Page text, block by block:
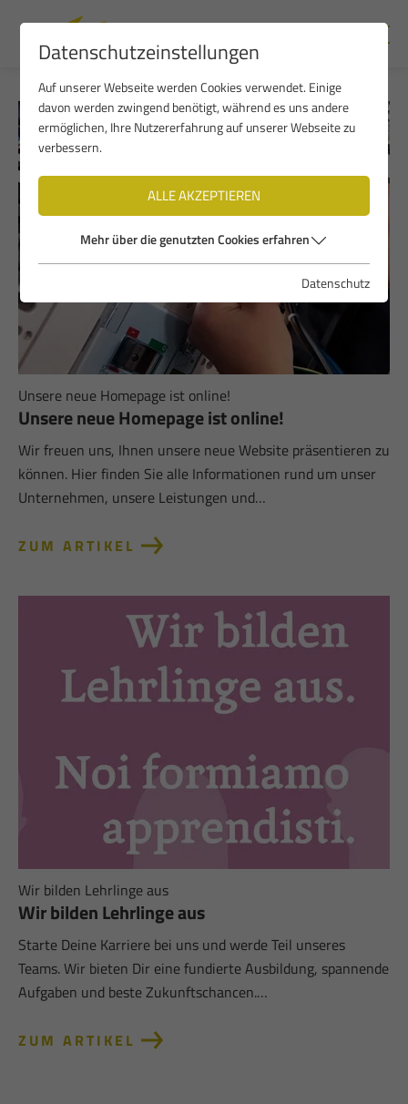
Unsere neue Homepage ist online!
Unsere neue Homepage ist online!
Wir freuen uns, Ihnen unsere neue Website präsentieren zu
können. Hier finden Sie alle Informationen rund um unser
Unternehmen, unsere Leistungen und…
ZUM ARTIKEL
Wir bilden Lehrlinge aus
Wir bilden Lehrlinge aus
Starte Deine Karriere bei uns und werde Teil unseres
Teams. Wir bieten Dir eine fundierte Ausbildung, spannende
Aufgaben und beste Zukunftschancen.…
ZUM ARTIKEL
Datenschutzeinstellungen
Auf unserer Webseite werden Cookies verwendet. Einige
davon werden zwingend benötigt, während es uns andere
ermöglichen, Ihre Nutzererfahrung auf unserer Webseite zu
verbessern.
ALLE AKZEPTIEREN
Mehr über die genutzten Cookies erfahren
Datenschutz